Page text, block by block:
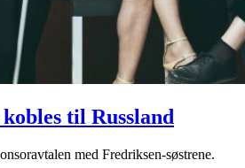
til Russland
med Fredriksen-søstrene.